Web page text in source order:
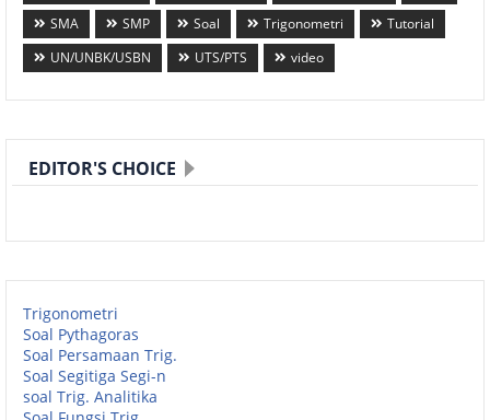
SMA
SMP Soal Trigonometri
Tutorial
UN/UNBK/USBN
UTS/PTS video
EDITOR'S CHOICE
Trigonometri
Soal Pythagoras
Soal Persamaan Trig.
Soal Segitiga Segi-n
soal Trig. Analitika